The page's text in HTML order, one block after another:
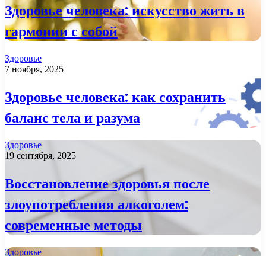
Здоровье человека: искусство жить в
гармонии с собой
Здоровье
7 ноября, 2025
Здоровье человека: как сохранить
баланс тела и разума
Здоровье
19 сентября, 2025
Восстановление здоровья после
злоупотребления алкоголем:
современные методы
Здоровье